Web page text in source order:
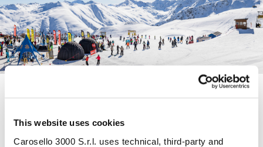
This website uses cookies
Carosello 3000 S.r.l. uses technical, third-party and
DICONODI NOI